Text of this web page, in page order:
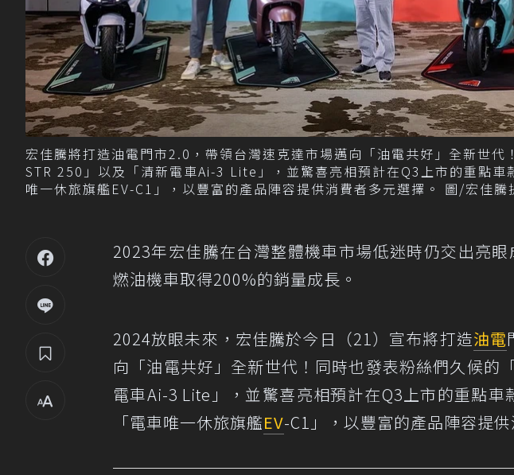
宏佳騰將打造油電門市2.0，帶領台灣速克達市場邁向「油電共好」全新世代
STR 250」以及「清新電車Ai-3 Lite」，並驚喜亮相預計在Q3上市的重點
唯一休旅旗艦EV-C1」，以豐富的產品陣容提供消費者多元選擇。 圖/宏佳騰
2023年宏佳騰在台灣整體機車市場低迷時仍交出亮
燃油機車取得200%的銷量成長。
2024放眼未來，宏佳騰於今日（21）宣布將打造油電
向「油電共好」全新世代！同時也發表粉絲們久候的
電車Ai-3 Lite」，並驚喜亮相預計在Q3上市的重點
「電車唯一休旅旗艦EV-C1」，以豐富的產品陣容提